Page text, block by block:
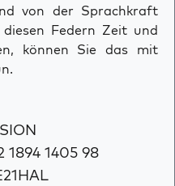
von der Sprachkraft
Federn Zeit und
können Sie das mit
1894 1405 98